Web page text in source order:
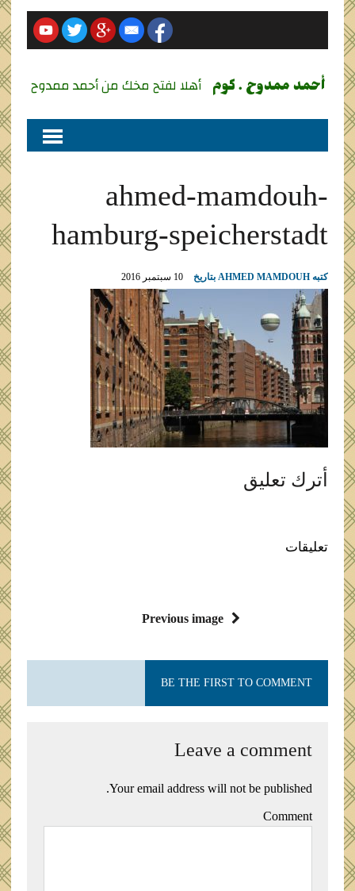
أحمد ممدوح . كوم أهلا لفتح مخك من أحمد ممدوح
ahmed-mamdouh-
hamburg-speicherstadt
كتبه AHMED MAMDOUHبتاريخ 10 سبتمبر 2016
أترك تعليق
تعليقات
Previous image
BE THE FIRST TO COMMENT
Leave a comment
Your email address will not be published.
Comment